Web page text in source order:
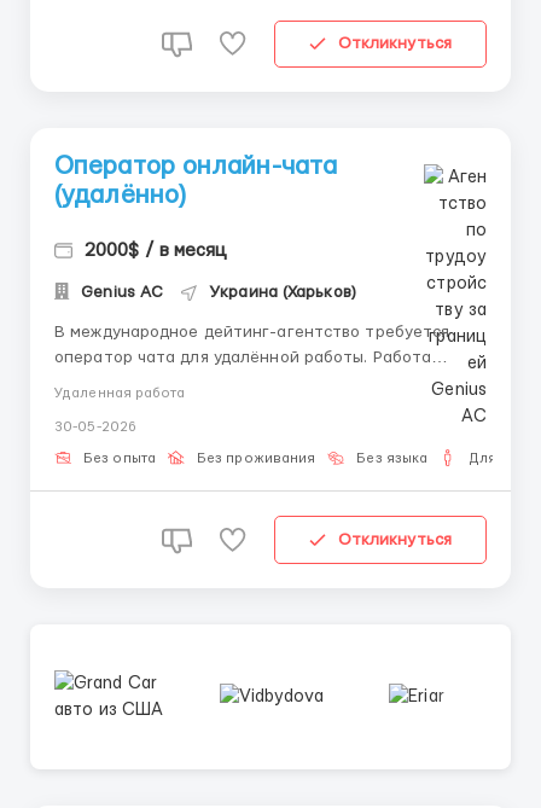
Откликнуться
Оператор онлайн-чата
(удалённо)
2000$ / в месяц
Genius AС Украина (Харьков)
В международное дейтинг-агентство требуется
оператор чата для удалённой работы. Работа
предполагает ведение переписки на английском
платформы. Тг для связи: @bit_rec13 📌 Суть
работы: — ведение текстового общения с
Удаленная работа
30-05-2026
Без опыта Без проживания Без языка Для
Откликнуться